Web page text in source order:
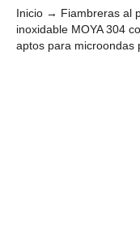
Inicio → Fiambreras al
inoxidable MOYA 304
aptos para microondas